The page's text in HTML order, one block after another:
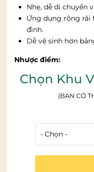
Nhẹ, dễ di chuyển
Ứng dụng rộng rãi
đình.
Dễ vệ sinh hơn
Nhược điểm:
Dễ bám bụi và xù
(đặc biệt nếu dùng
Không có tính
Khả năng cách
Dễ phai màu nếu
Độ bền thấp hơn
trường ẩm hoặc
Chọn Khu
(BẠN CÓ